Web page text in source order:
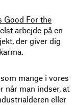
Good For the
arbejde på en
der giver dig
mange i vores
når man indser, at
eller